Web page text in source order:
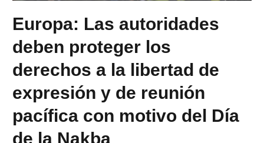
Europa: Las autoridades
deben proteger los
derechos a la libertad de
expresión y de reunión
pacífica con motivo del Día
de la Nakba